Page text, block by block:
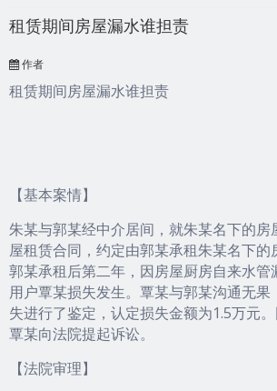
租赁期间房屋漏水谁担责
作者
租赁期间房屋漏水谁担责
【基本案情】
朱某与郭某经中介居间，就朱某名下的房
屋租赁合同，约定由郭某承租朱某名下的
郭某承租后第二年，因房屋厨房自来水管
用户覃某损失发生。覃某与郭某沟通无果
失进行了鉴定，认定损失金额为1.5万元
覃某向法院提起诉讼。
【法院审理】